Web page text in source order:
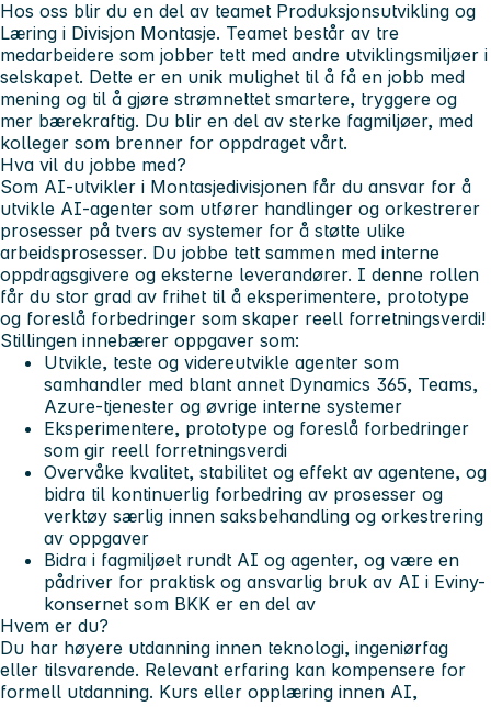
Hos oss blir du en del av teamet Produksjonsutvikling og
Læring i Divisjon Montasje. Teamet består av tre
medarbeidere som jobber tett med andre utviklingsmiljøer i
selskapet. Dette er en unik mulighet til å få en jobb med
mening og til å gjøre strømnettet smartere, tryggere og
mer bærekraftig. Du blir en del av sterke fagmiljøer, med
kolleger som brenner for oppdraget vårt.
Hva vil du jobbe med?
Som AI-utvikler i Montasjedivisjonen får du ansvar for å
utvikle AI-agenter som utfører handlinger og orkestrerer
prosesser på tvers av systemer for å støtte ulike
arbeidsprosesser. Du jobbe tett sammen med interne
oppdragsgivere og eksterne leverandører. I denne rollen
får du stor grad av frihet til å eksperimentere, prototype
og foreslå forbedringer som skaper reell forretningsverdi!
Stillingen innebærer oppgaver som:
Utvikle, teste og videreutvikle agenter som
samhandler med blant annet Dynamics 365, Teams,
Azure-tjenester og øvrige interne systemer
Eksperimentere, prototype og foreslå forbedringer
som gir reell forretningsverdi
Overvåke kvalitet, stabilitet og effekt av agentene, og
bidra til kontinuerlig forbedring av prosesser og
verktøy særlig innen saksbehandling og orkestrering
av oppgaver
Bidra i fagmiljøet rundt AI og agenter, og være en
pådriver for praktisk og ansvarlig bruk av AI i Eviny-
konsernet som BKK er en del av
Hvem er du?
Du har høyere utdanning innen teknologi, ingeniørfag
eller tilsvarende. Relevant erfaring kan kompensere for
formell utdanning. Kurs eller opplæring innen AI,